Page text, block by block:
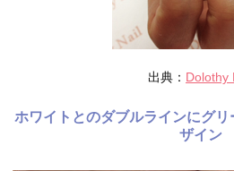
出典： Dolothy
ホワイトとのダブルラインにグ
ザイン